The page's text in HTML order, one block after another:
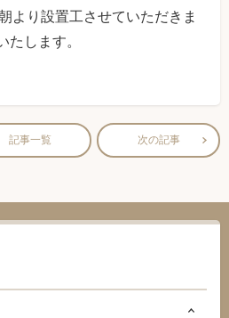
より設置工させていただきま
たします。
記事一覧 次の記事